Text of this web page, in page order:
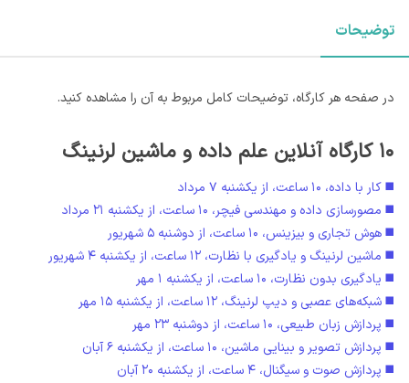
توضیحات
در صفحه هر کارگاه، توضیحات کامل مربوط به آن را مشاهده کنید.
۱۰ کارگاه آنلاین علم داده و ماشین لرنینگ
◼️ کار با داده، ۱۰ ساعت، از یکشنبه ۷ مرداد
◼️ مصورسازی داده و مهندسی فیچر، ۱۰ ساعت، از یکشنبه ۲۱ مرداد
◼️ هوش تجاری و بیزینس، ۱۰ ساعت، از دوشنبه ۵ شهریور
◼️ ماشین لرنینگ و یادگیری با نظارت، ۱۲ ساعت، از یکشنبه ۴ شهریور
◼️ یادگیری بدون نظارت، ۱۰ ساعت، از یکشنبه ۱ مهر
◼️ شبکه‌های عصبی و دیپ لرنینگ، ۱۲ ساعت، از یکشنبه ۱۵ مهر
◼️ پردازش زبان طبیعی، ۱۰ ساعت، از دوشنبه ۲۳ مهر
◼️ پردازش تصویر و بینایی ماشین، ۱۰ ساعت، از یکشنبه ۶ آبان
◼️ پردازش صوت و سیگنال، ۴ ساعت، از یکشنبه ۲۰ آبان